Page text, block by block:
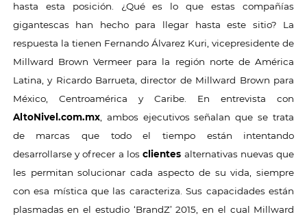
hasta esta posición. ¿Qué es lo que estas compañías
gigantescas han hecho para llegar hasta este sitio? La
respuesta la tienen Fernando Álvarez Kuri, vicepresidente de
Millward Brown Vermeer para la región norte de América
Latina, y Ricardo Barrueta, director de Millward Brown para
México, Centroamérica y Caribe. En entrevista con
AltoNivel.com.mx, ambos ejecutivos señalan que se trata
de marcas que todo el tiempo están intentando
desarrollarse y ofrecer a losclientes alternativas nuevas que
les permitan solucionar cada aspecto de su vida, siempre
con esa mística que las caracteriza. Sus capacidades están
plasmadas en el estudio ‘BrandZ’ 2015, en el cual Millward